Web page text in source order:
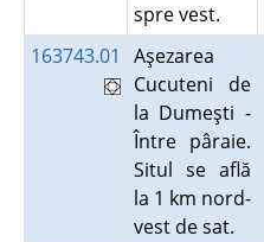
spre vest.
163743.01
Aşezarea
Cucuteni de
la Dumeşti -
Între pâraie.
Situl se află
la 1 km nord-
vest de sat.